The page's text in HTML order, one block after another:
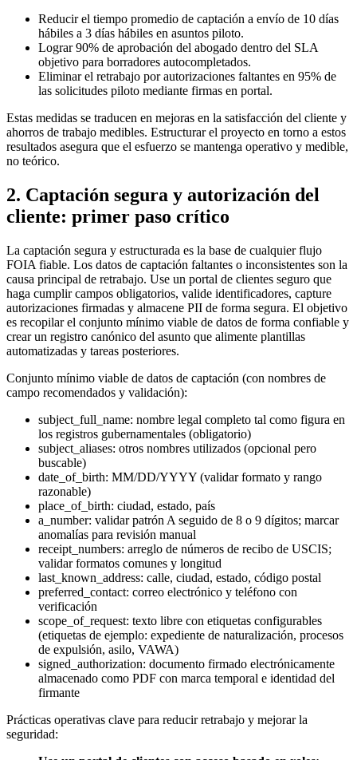
Reducir el tiempo promedio de captación a envío de 10 días
hábiles a 3 días hábiles en asuntos piloto.
Lograr 90% de aprobación del abogado dentro del SLA
objetivo para borradores autocompletados.
Eliminar el retrabajo por autorizaciones faltantes en 95% de
las solicitudes piloto mediante firmas en portal.
Estas medidas se traducen en mejoras en la satisfacción del cliente y
ahorros de trabajo medibles. Estructurar el proyecto en torno a estos
resultados asegura que el esfuerzo se mantenga operativo y medible,
no teórico.
2. Captación segura y autorización del
cliente: primer paso crítico
La captación segura y estructurada es la base de cualquier flujo
FOIA fiable. Los datos de captación faltantes o inconsistentes son la
causa principal de retrabajo. Use un portal de clientes seguro que
haga cumplir campos obligatorios, valide identificadores, capture
autorizaciones firmadas y almacene PII de forma segura. El objetivo
es recopilar el conjunto mínimo viable de datos de forma confiable y
crear un registro canónico del asunto que alimente plantillas
automatizadas y tareas posteriores.
Conjunto mínimo viable de datos de captación (con nombres de
campo recomendados y validación):
subject_full_name: nombre legal completo tal como figura en
los registros gubernamentales (obligatorio)
subject_aliases: otros nombres utilizados (opcional pero
buscable)
date_of_birth: MM/DD/YYYY (validar formato y rango
razonable)
place_of_birth: ciudad, estado, país
a_number: validar patrón A seguido de 8 o 9 dígitos; marcar
anomalías para revisión manual
receipt_numbers: arreglo de números de recibo de USCIS;
validar formatos comunes y longitud
last_known_address: calle, ciudad, estado, código postal
preferred_contact: correo electrónico y teléfono con
verificación
scope_of_request: texto libre con etiquetas configurables
(etiquetas de ejemplo: expediente de naturalización, procesos
de expulsión, asilo, VAWA)
signed_authorization: documento firmado electrónicamente
almacenado como PDF con marca temporal e identidad del
firmante
Prácticas operativas clave para reducir retrabajo y mejorar la
seguridad: